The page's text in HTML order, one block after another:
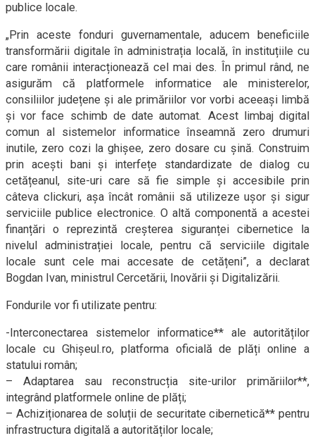
publice locale.
„Prin aceste fonduri guvernamentale, aducem beneficiile
transformării digitale în administrația locală, în instituțiile cu
care românii interacționează cel mai des. În primul rând, ne
asigurăm că platformele informatice ale ministerelor,
consiliilor județene și ale primăriilor vor vorbi aceeași limbă
și vor face schimb de date automat. Acest limbaj digital
comun al sistemelor informatice înseamnă zero drumuri
inutile, zero cozi la ghișee, zero dosare cu șină. Construim
prin acești bani și interfețe standardizate de dialog cu
cetățeanul, site-uri care să fie simple și accesibile prin
câteva clickuri, așa încât românii să utilizeze ușor și sigur
serviciile publice electronice. O altă componentă a acestei
finanțări o reprezintă creșterea siguranței cibernetice la
nivelul administrației locale, pentru că serviciile digitale
locale sunt cele mai accesate de cetățeni”, a declarat
Bogdan Ivan, ministrul Cercetării, Inovării și Digitalizării.
Fondurile vor fi utilizate pentru:
-Interconectarea sistemelor informatice** ale autorităților
locale cu Ghișeul.ro, platforma oficială de plăți online a
statului român;
– Adaptarea sau reconstrucția site-urilor primăriilor**,
integrând platformele online de plăți;
– Achiziționarea de soluții de securitate cibernetică** pentru
infrastructura digitală a autorităților locale;